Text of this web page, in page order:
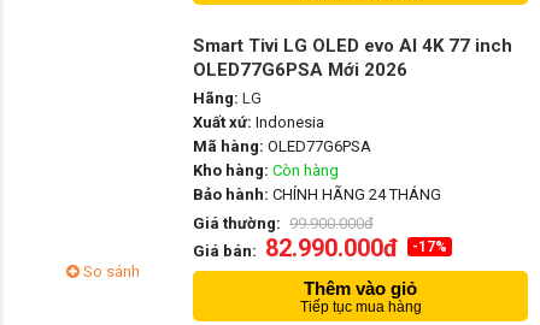
So sánh
Smart Tivi LG OLED evo AI 4K 77 inch
OLED77G6PSA Mới 2026
Hãng: LG
Xuất xứ: Indonesia
Mã hàng: OLED77G6PSA
Kho hàng: Còn hàng
Bảo hành: CHÍNH HÃNG 24 THÁNG
Giá thường: 99.900.000đ
Giá bán: 82.990.000đ -17%
Thêm vào giỏ
Tiếp tục mua hàng